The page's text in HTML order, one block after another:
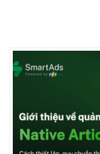
Thế giới
Quan sát